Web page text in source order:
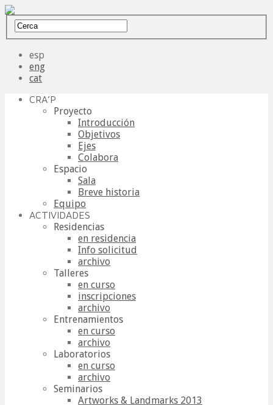
esp
eng
cat
CRA’P
Proyecto
Introducción
Objetivos
Ejes
Colabora
Espacio
Sala
Breve historia
Equipo
ACTIVIDADES
Residencias
en residencia
Info solicitud
archivo
Talleres
en curso
inscripciones
archivo
Entrenamientos
en curso
archivo
Laboratorios
en curso
archivo
Seminarios
Artworks & Landmarks 2013